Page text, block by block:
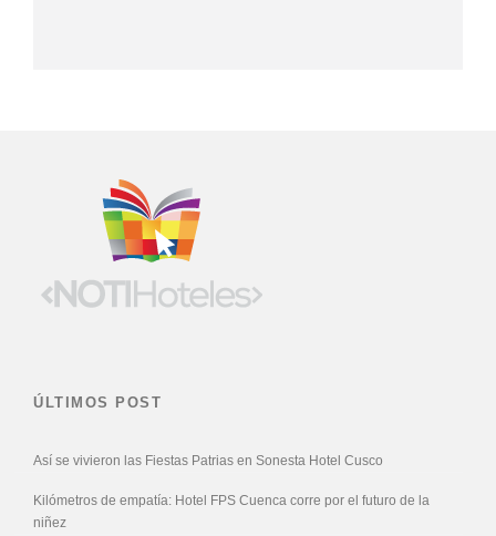
ÚLTIMOS POST
Así se vivieron las Fiestas Patrias en Sonesta Hotel Cusco
Kilómetros de empatía: Hotel FPS Cuenca corre por el futuro de la
niñez